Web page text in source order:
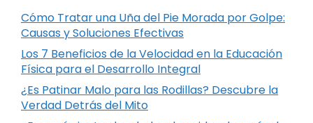
Cómo Tratar una Uña del Pie Morada por Golpe:
Causas y Soluciones Efectivas
Los 7 Beneficios de la Velocidad en la Educación
Física para el Desarrollo Integral
¿Es Patinar Malo para las Rodillas? Descubre la
Verdad Detrás del Mito